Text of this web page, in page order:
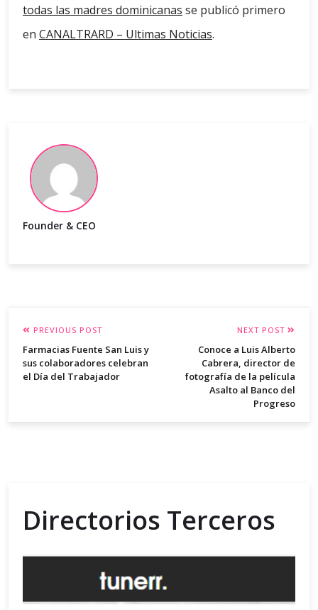
todas las madres dominicanas se publicó primero
en CANALTRARD – Ultimas Noticias.
Founder & CEO
PREVIOUS POST
Farmacias Fuente San Luis y
sus colaboradores celebran
el Día del Trabajador
NEXT POST
Conoce a Luis Alberto
Cabrera, director de
fotografía de la película
Asalto al Banco del
Progreso
Directorios Terceros